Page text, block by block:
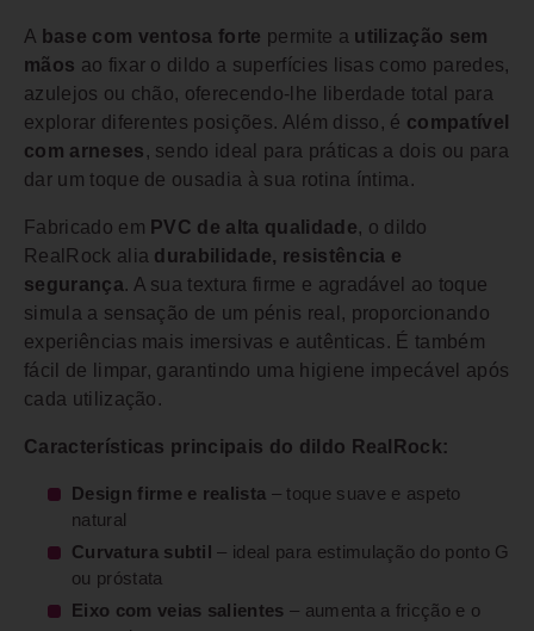
A base com ventosa forte permite a utilização sem
mãos ao fixar o dildo a superfícies lisas como paredes,
azulejos ou chão, oferecendo-lhe liberdade total para
explorar diferentes posições. Além disso, é compatível
com arneses , sendo ideal para práticas a dois ou para
dar um toque de ousadia à sua rotina íntima.
Fabricado em PVC de alta qualidade, o dildo
RealRock alia durabilidade, resistência e
segurança. A sua textura firme e agradável ao toque
simula a sensação de um pénis real, proporcionando
experiências mais imersivas e autênticas. É também
fácil de limpar, garantindo uma higiene impecável após
cada utilização.
Características principais do dildo RealRock:
Design firme e realista – toque suave e aspeto
natural
Curvatura subtil
– ideal para estimulação do ponto G
ou próstata
Eixo com veias salientes – aumenta a fricção e o